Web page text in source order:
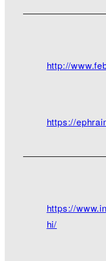
脇町キリ
車場奥には
https://
http://
https://
https://
hi/